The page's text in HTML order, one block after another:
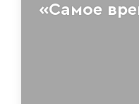
«Самое